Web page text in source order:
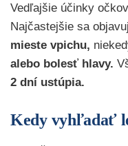
Vedľajšie účinky
Najčastejšie sa
mieste vpichu,
alebo bolesť hlavy.
2 dní ustúpia.
Kedy vyhľadať